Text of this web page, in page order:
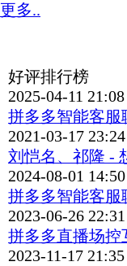
更多..
好评排行榜
2025-04-11 21:08
拼多多智能客服
2021-03-17 23:24
刘恺名、祁隆 -
2024-08-01 14:50
拼多多智能客服
2023-06-26 22:31
拼多多直播场控
2023-11-17 21:35